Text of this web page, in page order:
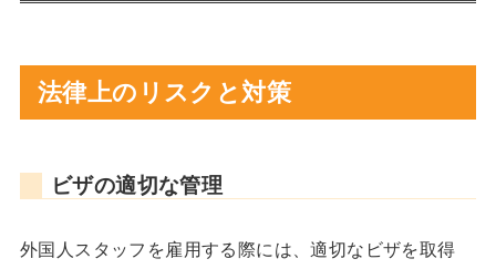
法律上のリスクと対策
ビザの適切な管理
外国人スタッフを雇用する際には、適切なビザを取得